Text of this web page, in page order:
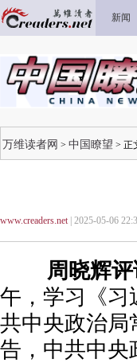
新闻
万维读者网 > 中国瞭望 > 正
www.creaders.net| 2025-05-06
周晓辉评
午，学习《习
共中央政治局
告，中共中央